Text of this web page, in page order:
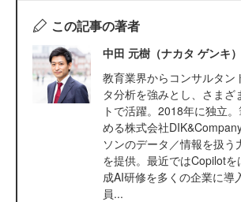
この記事の著者
中田 元樹（ナカタ ゲンキ）
教育業界からコンサルタン
タ分析を強みとし、さまざ
トで活躍。2018年に独立
める株式会社
ソンのデータ／情報を扱う
を提供。最近ではCopilot
成AI研修を多くの企業に導
員...